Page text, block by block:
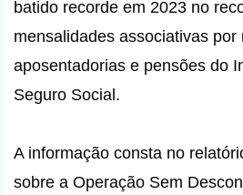
batido recorde em 2023 no
mensalidades associativas por
aposentadorias e pensões do
Seguro Social.
A informação consta no
sobre a Operação Sem